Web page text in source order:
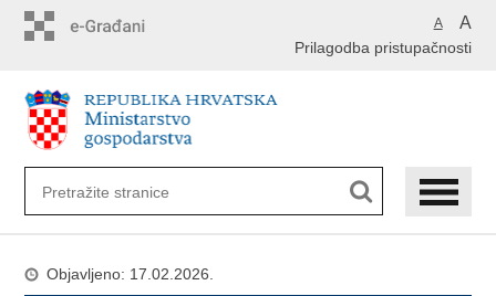
A A
Prilagodba pristupačnosti
Objavljeno: 17.02.2026.